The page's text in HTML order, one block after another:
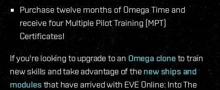
Purchase twelve months of Omega Time and
receive four Multiple Pilot Training (MPT)
Certificates!
If you're looking to upgrade to anOmega clone to train
new skills and take advantage of the new ships and
modules that have arrived with EVE Online: Into The